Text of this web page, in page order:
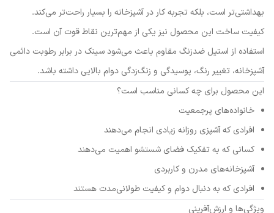
بهداشتی‌تر است، بلکه تجربه کار در آشپزخانه را بسیار راحت‌تر می‌کند.
کیفیت ساخت این محصول نیز یکی از مهم‌ترین نقاط قوت آن است.
استفاده از استیل ضدزنگ مقاوم باعث می‌شود سینک در برابر رطوبت دائمی
آشپزخانه، تغییر رنگ، پوسیدگی و زنگ‌زدگی دوام بالایی داشته باشد.
این محصول برای چه کسانی مناسب است؟
خانواده‌های پرجمعیت
افرادی که آشپزی روزانه زیادی انجام می‌دهند
کسانی که به تفکیک فضای شستشو اهمیت می‌دهند
آشپزخانه‌های مدرن و کاربردی
افرادی که به دنبال دوام و کیفیت طولانی‌مدت هستند
ویژگی‌ها و ارزش‌آفرینی